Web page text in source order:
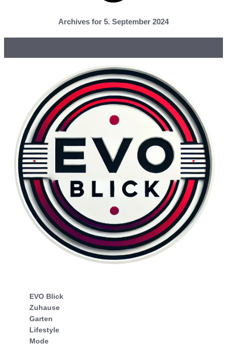
Archives for 5. September 2024
EVO Blick
Zuhause
Garten
Lifestyle
Mode